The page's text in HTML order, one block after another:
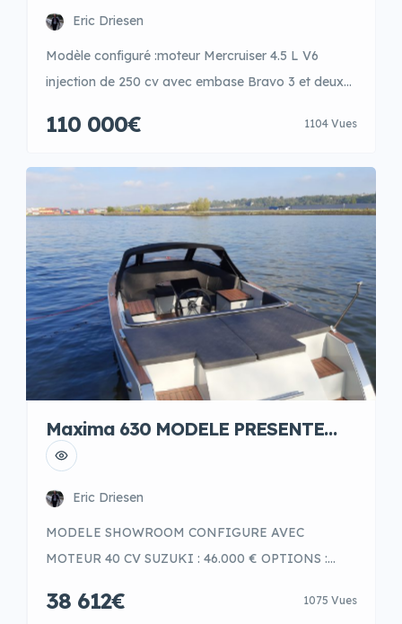
Eric Driesen
Modèle configuré :moteur Mercruiser 4.5 L V6
injection de 250 cv avec embase Bravo 3 et deux
avec ancre inox Teak sur plage arrière Table de
cabine Propulseur d’étrave Lumières en cockpit
GARMIN GPSMAP 922XS display 9″ avec
transducteur Bain […]
110 000€ 1104 Vues
Maxima 630 MODELE PRESENTE
AVEC OPTIONS
Eric Driesen
MODELE SHOWROOM CONFIGURE AVEC
MOTEUR 40 CV SUZUKI : 46.000 € OPTIONS :
BRUN DELUXE CABRIOLET COMPLET NOIR
38 612€ 1075 Vues